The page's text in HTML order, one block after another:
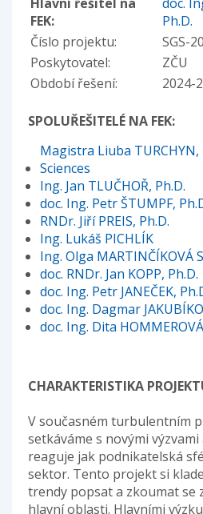
FEK:
Ph.D.
Číslo projektu:
SGS-
Poskytovatel:
ZČU
Období řešení:
2024-
SPOLUŘEŠITELÉ NA FEK:
Magistra Liuba
Sciences
Ing. Jan TLUČHOŘ, Ph.D.
doc. Ing. Petr ŠTUMPF,
RNDr. Jiří PREIS, Ph.D.
Ing. Lukáš PICHLÍK
Ing. Olga MARTINČÍKOVÁ
doc. RNDr. Jan KOPP, Ph.D.
doc. Ing. Petr JANEČEK,
doc. Ing. Dagmar
doc. Ing. Dita
CHARAKTERISTIKA
V současném turbulentním
setkáváme s novými
reaguje jak podnikatelská
sektor. Tento projekt si
trendy popsat a zkoumat se
hlavní oblasti. Hlavními